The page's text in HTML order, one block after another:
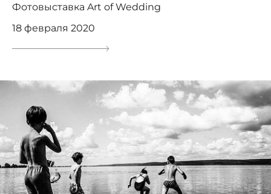
Фотовыставка Art of Wedding
18 февраля 2020